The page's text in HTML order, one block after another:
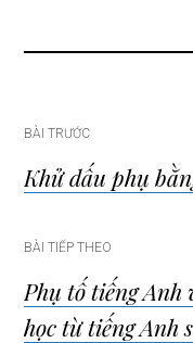
Điều
hướng
bài
viết
BÀI TRƯỚC
Khử dấu phụ
BÀI TIẾP THEO
Phụ tố tiếng
học từ tiếng Anh